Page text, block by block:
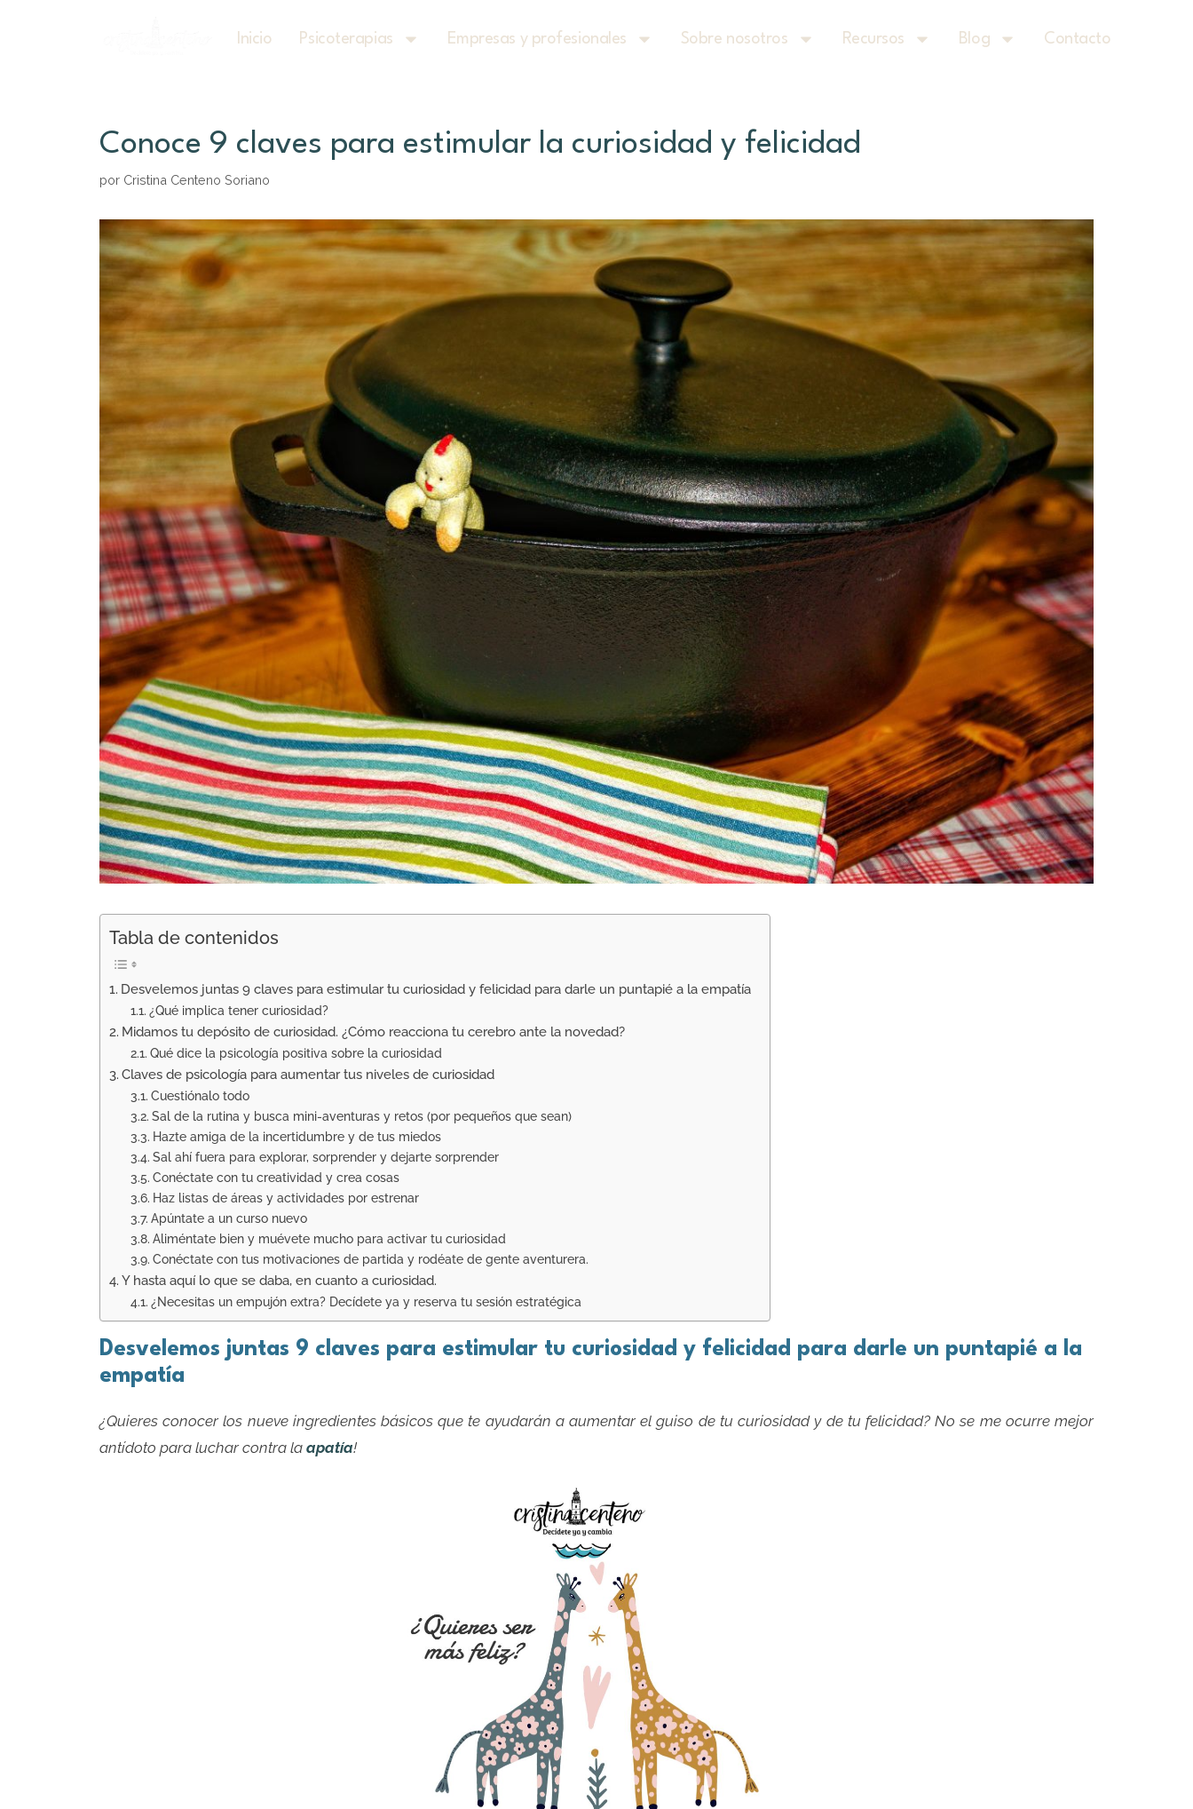
Inicio Psicoterapias Empresas y profesionales Sobre nosotros Recursos Blog Contacto
Conoce 9 claves para estimular la curiosidad y felicidad
por Cristina Centeno Soriano
Tabla de contenidos
Desvelemos juntas 9 claves para estimular tu curiosidad y felicidad para darle un puntapié a la empatía
¿Qué implica tener curiosidad?
Midamos tu depósito de curiosidad. ¿Cómo reacciona tu cerebro ante la novedad?
Qué dice la psicología positiva sobre la curiosidad
Claves de psicología para aumentar tus niveles de curiosidad
Cuestiónalo todo
Sal de la rutina y busca mini-aventuras y retos (por pequeños que sean)
Hazte amiga de la incertidumbre y de tus miedos
Sal ahí fuera para explorar, sorprender y dejarte sorprender
Conéctate con tu creatividad y crea cosas
Haz listas de áreas y actividades por estrenar
Apúntate a un curso nuevo
Aliméntate bien y muévete mucho para activar tu curiosidad
Conéctate con tus motivaciones de partida y rodéate de gente aventurera.
Y hasta aquí lo que se daba, en cuanto a curiosidad.
¿Necesitas un empujón extra? Decídete ya y reserva tu sesión estratégica
Desvelemos juntas 9 claves para estimular tu curiosidad y felicidad para darle un puntapié a la
empatía
¿Quieres conocer los nueve ingredientes básicos que te ayudarán a aumentar el guiso de tu curiosidad y de tu felicidad? No se me ocurre mejor
antídoto para luchar contra la apatía!